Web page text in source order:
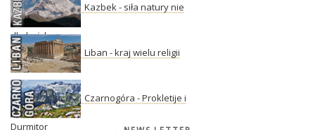
Kazbek - siła natury nie
dla każdego
Liban - kraj wielu religii
Czarnogóra - Prokletije i
Durmitor